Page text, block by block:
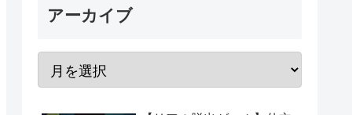
アーカイブ